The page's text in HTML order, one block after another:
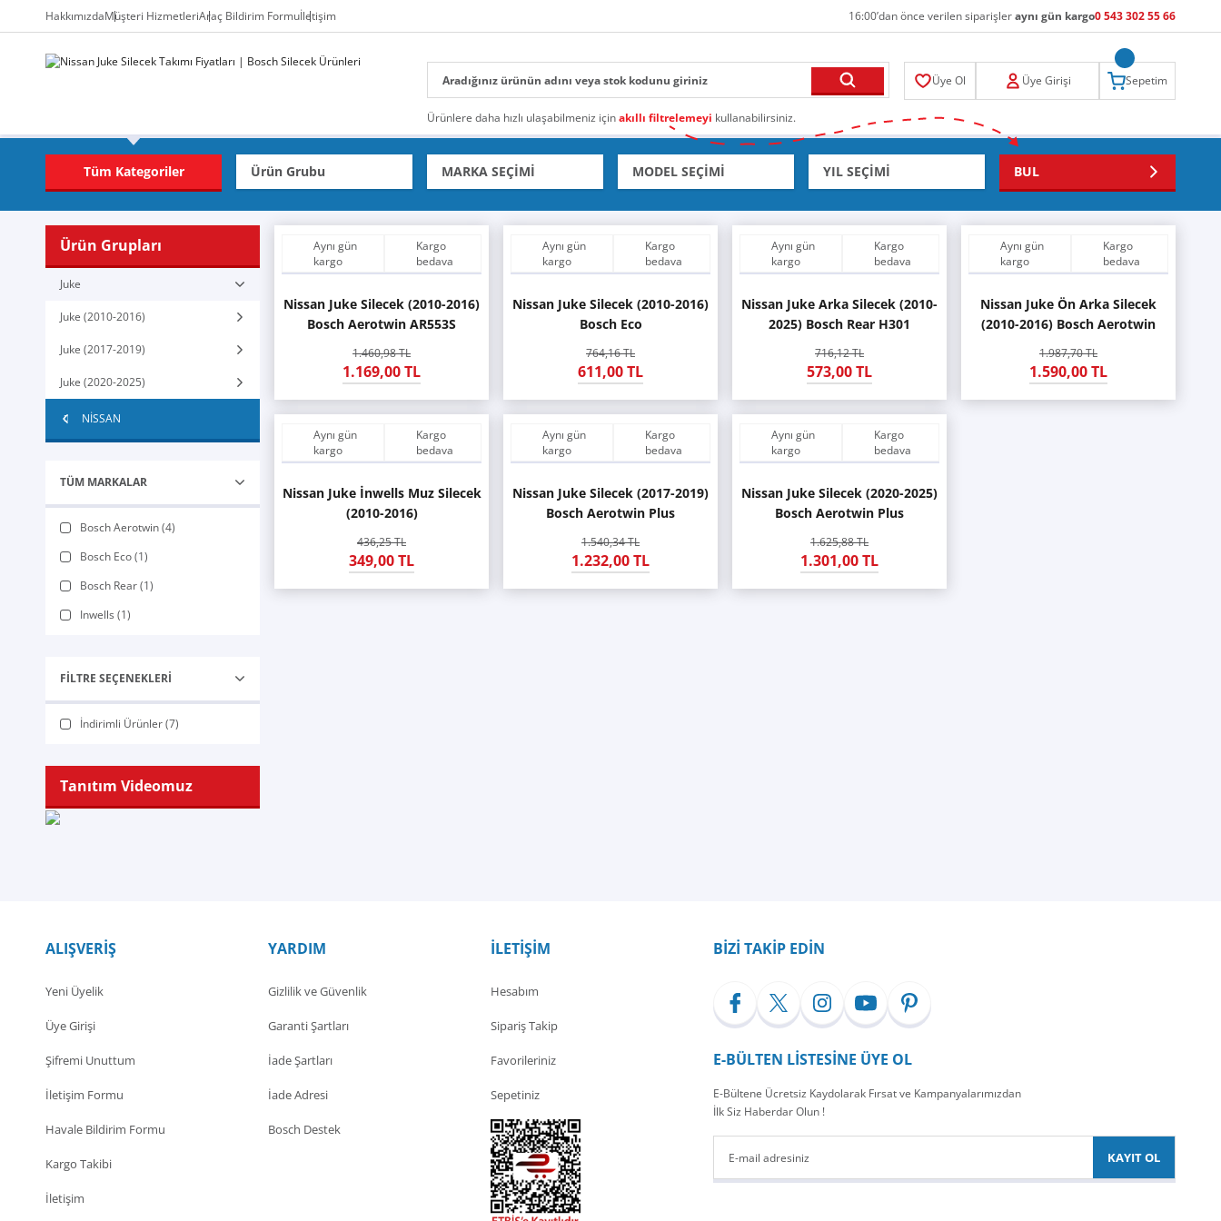
HakkımızdaMüşteri HizmetleriAraç Bildirim Formuİletişim 16:00’dan önce verilen siparişleraynı gün kargo0 543 302 55 66
Ürünlere daha hızlı ulaşabilmeniz içinakıllı filtrelemeyi kullanabilirsiniz.
Üye Ol Üye Girişi Sepetim
Tüm Kategoriler BUL
Ürün Grupları
Juke
Juke (2010-2016)
Juke (2017-2019)
Juke (2020-2025)
NİSSAN
TÜM MARKALAR
Bosch Aerotwin (4)
Bosch Eco (1)
Bosch Rear (1)
Inwells (1)
FILTRE SEÇENEKLERI
İndirimli Ürünler (7)
Tanıtım Videomuz
Aynı gün
kargo
Kargo
bedava
Nissan Juke Silecek (2010-2016)
Bosch Aerotwin AR553S
1.460,98 TL
1.169,00 TL
Aynı gün
kargo
Kargo
bedava
Nissan Juke Silecek (2010-2016)
Bosch Eco
764,16 TL
611,00 TL
Aynı gün
kargo
Kargo
bedava
Nissan Juke Arka Silecek (2010-
2025) Bosch Rear H301
716,12 TL
573,00 TL
Aynı gün
kargo
Kargo
bedava
Nissan Juke Ön Arka Silecek
(2010-2016) Bosch Aerotwin
1.987,70 TL
1.590,00 TL
Aynı gün
kargo
Kargo
bedava
Nissan Juke İnwells Muz Silecek
(2010-2016)
436,25 TL
349,00 TL
Aynı gün
kargo
Kargo
bedava
Nissan Juke Silecek (2017-2019)
Bosch Aerotwin Plus
1.540,34 TL
1.232,00 TL
Aynı gün
kargo
Kargo
bedava
Nissan Juke Silecek (2020-2025)
Bosch Aerotwin Plus
1.625,88 TL
1.301,00 TL
ALIŞVERİŞ
Yeni Üyelik
Üye Girişi
Şifremi Unuttum
İletişim Formu
Havale Bildirim Formu
Kargo Takibi
İletişim
YARDIM
Gizlilik ve Güvenlik
Garanti Şartları
İade Şartları
İade Adresi
Bosch Destek
İLETİŞİM
Hesabım
Sipariş Takip
Favorileriniz
Sepetiniz
BİZİ TAKİP EDİN
E-BÜLTEN LİSTESİNE ÜYE OL
E-Bültene Ücretsiz Kaydolarak Fırsat ve Kampanyalarımızdan
İlk Siz Haberdar Olun !
KAYIT OL